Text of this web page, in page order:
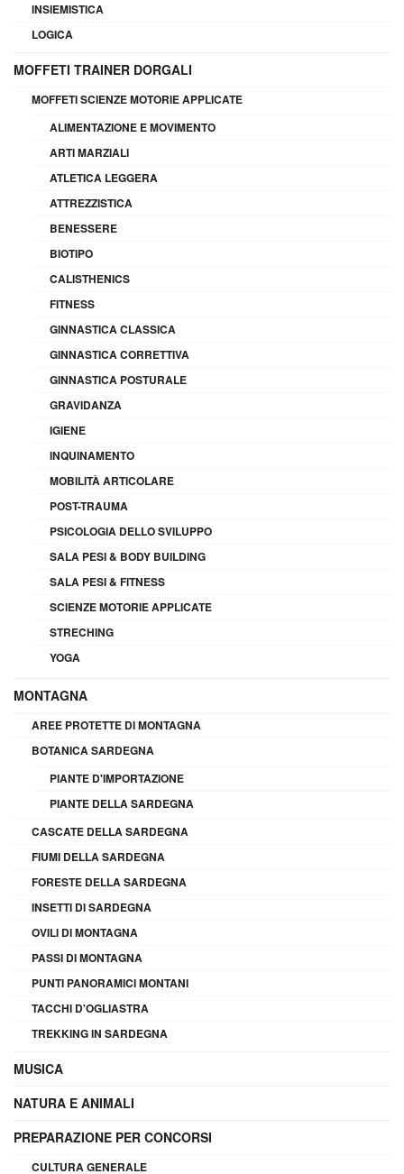
INSIEMISTICA
LOGICA
MOFFETI TRAINER DORGALI
MOFFETI SCIENZE MOTORIE APPLICATE
ALIMENTAZIONE E MOVIMENTO
ARTI MARZIALI
ATLETICA LEGGERA
ATTREZZISTICA
BENESSERE
BIOTIPO
CALISTHENICS
FITNESS
GINNASTICA CLASSICA
GINNASTICA CORRETTIVA
GINNASTICA POSTURALE
GRAVIDANZA
IGIENE
INQUINAMENTO
MOBILITÀ ARTICOLARE
POST-TRAUMA
PSICOLOGIA DELLO SVILUPPO
SALA PESI & BODY BUILDING
SALA PESI & FITNESS
SCIENZE MOTORIE APPLICATE
STRECHING
YOGA
MONTAGNA
AREE PROTETTE DI MONTAGNA
BOTANICA SARDEGNA
PIANTE D'IMPORTAZIONE
PIANTE DELLA SARDEGNA
CASCATE DELLA SARDEGNA
FIUMI DELLA SARDEGNA
FORESTE DELLA SARDEGNA
INSETTI DI SARDEGNA
OVILI DI MONTAGNA
PASSI DI MONTAGNA
PUNTI PANORAMICI MONTANI
TACCHI D'OGLIASTRA
TREKKING IN SARDEGNA
MUSICA
NATURA E ANIMALI
PREPARAZIONE PER CONCORSI
CULTURA GENERALE